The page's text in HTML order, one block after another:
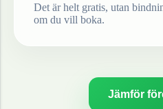
Det är helt gratis, utan
om du vill boka.
Jämför